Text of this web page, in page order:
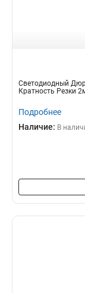
Светодиодный
Кратность Резки
Подробнее
Наличие: В